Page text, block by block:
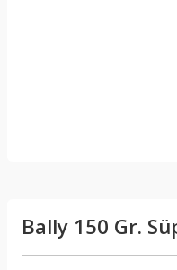
Bally 150 Gr.